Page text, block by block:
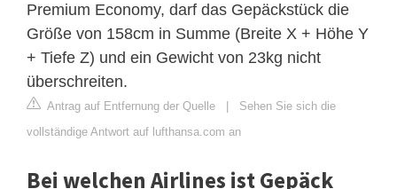
Premium Economy, darf das Gepäckstück die
Größe von 158cm in Summe (Breite X + Höhe Y
+ Tiefe Z) und ein Gewicht von 23kg nicht
überschreiten.
Antrag auf Entfernung der Quelle
Sehen Sie sich die
vollständige Antwort auf lufthansa.com an
Bei welchen Airlines ist Gepäck